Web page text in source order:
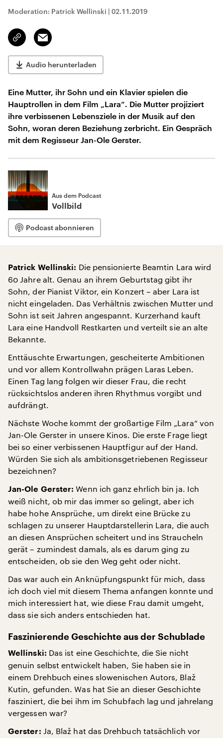
Moderation: Patrick Wellinski | 02.11.2019
Link
kopieren/teilen
Email
Audio herunterladen
Eine Mutter, ihr Sohn und ein Klavier spielen die
Hauptrollen in dem Film „Lara“. Die Mutter projiziert
ihre verbissenen Lebensziele in der Musik auf den
Sohn, woran deren Beziehung zerbricht. Ein Gespräch
mit dem Regisseur Jan-Ole Gerster.
Aus dem Podcast
Vollbild
Podcast abonnieren
Patrick Wellinski: Die pensionierte Beamtin Lara wird
60 Jahre alt. Genau an ihrem Geburtstag gibt ihr
Sohn, der Pianist Viktor, ein Konzert – aber Lara ist
nicht eingeladen. Das Verhältnis zwischen Mutter und
Sohn ist seit Jahren angespannt. Kurzerhand kauft
Lara eine Handvoll Restkarten und verteilt sie an alte
Bekannte.
Enttäuschte Erwartungen, gescheiterte Ambitionen
und vor allem Kontrollwahn prägen Laras Leben.
Einen Tag lang folgen wir dieser Frau, die recht
rücksichtslos anderen ihren Rhythmus vorgibt und
aufdrängt.
Nächste Woche kommt der großartige Film „Lara“ von
Jan-Ole Gerster in unsere Kinos. Die erste Frage liegt
bei so einer verbissenen Hauptfigur auf der Hand.
Würden Sie sich als ambitionsgetriebenen Regisseur
bezeichnen?
Jan-Ole Gerster: Wenn ich ganz ehrlich bin ja. Ich
weiß nicht, ob mir das immer so gelingt, aber ich
habe hohe Ansprüche, um direkt eine Brücke zu
schlagen zu unserer Hauptdarstellerin Lara, die auch
an diesen Ansprüchen scheitert und ins Straucheln
gerät – zumindest damals, als es darum ging zu
entscheiden, ob sie den Weg geht oder nicht.
Das war auch ein Anknüpfungspunkt für mich, dass
ich doch viel mit diesem Thema anfangen konnte und
mich interessiert hat, wie diese Frau damit umgeht,
dass sie sich anders entschieden hat.
Faszinierende Geschichte aus der Schublade
Wellinski: Das ist eine Geschichte, die Sie nicht
genuin selbst entwickelt haben, Sie haben sie in
einem Drehbuch eines slowenischen Autors, Blaž
Kutin, gefunden. Was hat Sie an dieser Geschichte
fasziniert, die bei ihm im Schubfach lag und jahrelang
vergessen war?
Gerster: Ja, Blaž hat das Drehbuch tatsächlich vor